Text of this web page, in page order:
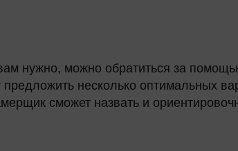
нужно, можно обратиться за
несколько оптимальных
сможет назвать и